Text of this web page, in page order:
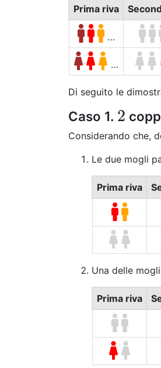
Prima riva
…
…
Di seguito le
Caso 1. 2
2
Considerando che,
Le due mogli
Prima riva
Una delle
Prima riva